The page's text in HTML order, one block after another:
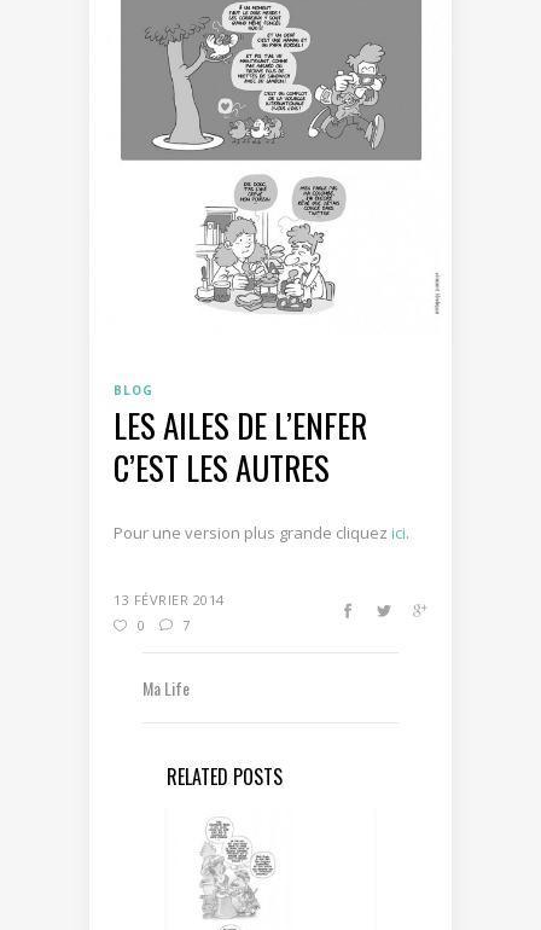
BLOG
LES AILES DE L’ENFER
C’EST LES AUTRES
Pour une version plus grande cliquez ici.
13 FÉVRIER 2014
0
7
Ma Life
RELATED POSTS